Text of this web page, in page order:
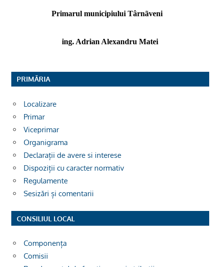
Primarul municipiului Târnãveni
ing. Adrian Alexandru Matei
PRIMĂRIA
Localizare
Primar
Viceprimar
Organigrama
Declarații de avere si interese
Dispoziții cu caracter normativ
Regulamente
Sesizări și comentarii
CONSILIUL LOCAL
Componența
Comisii